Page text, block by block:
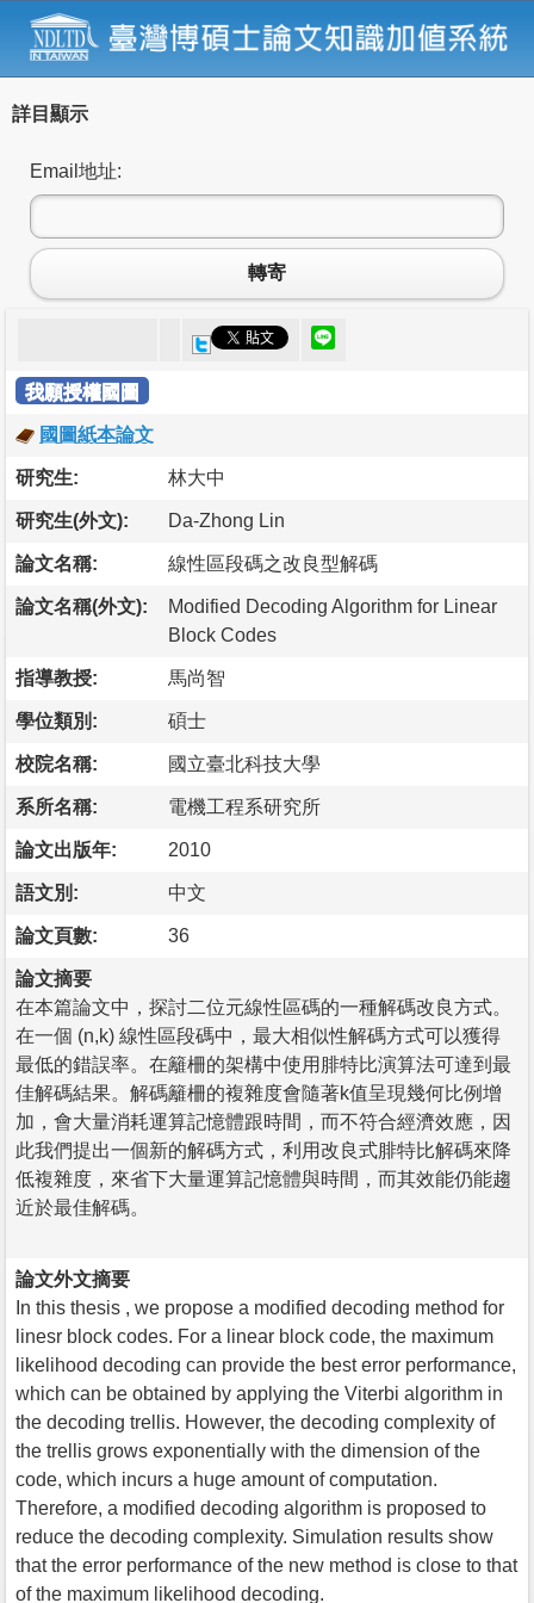
詳目顯示
Email地址:
轉寄
我願授權國圖
國圖紙本論文
研究生: 林大中
研究生(外文): Da-Zhong Lin
論文名稱: 線性區段碼之改良型解碼
論文名稱(外文):
Modified Decoding Algorithm for Linear
Block Codes
指導教授: 馬尚智
學位類別: 碩士
校院名稱: 國立臺北科技大學
系所名稱: 電機工程系研究所
論文出版年: 2010
語文別: 中文
論文頁數: 36
論文摘要
在本篇論文中，探討二位元線性區碼的一種解碼改良方式。
在一個 (n,k) 線性區段碼中，最大相似性解碼方式可以獲得
最低的錯誤率。在籬柵的架構中使用腓特比演算法可達到最
佳解碼結果。解碼籬柵的複雜度會隨著k值呈現幾何比例增
加，會大量消耗運算記憶體跟時間，而不符合經濟效應，因
此我們提出一個新的解碼方式，利用改良式腓特比解碼來降
低複雜度，來省下大量運算記憶體與時間，而其效能仍能趨
近於最佳解碼。
論文外文摘要
In this thesis , we propose a modified decoding method for
linesr block codes. For a linear block code, the maximum
likelihood decoding can provide the best error performance,
which can be obtained by applying the Viterbi algorithm in
the decoding trellis. However, the decoding complexity of
the trellis grows exponentially with the dimension of the
code, which incurs a huge amount of computation.
Therefore, a modified decoding algorithm is proposed to
reduce the decoding complexity. Simulation results show
that the error performance of the new method is close to that
of the maximum likelihood decoding.